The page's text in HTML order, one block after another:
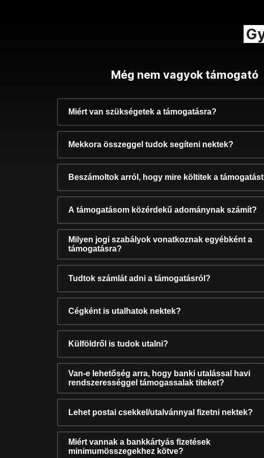
Még nem vagyok támogató
Miért van szükségetek a támogatásra?
Mekkora összeggel tudok segíteni nektek?
Beszámoltok arról, hogy mire költitek a
A támogatásom közérdekű adománynak számít?
Milyen jogi szabályok vonatkoznak egyébként a
támogatásra?
Tudtok számlát adni a támogatásról?
Cégként is utalhatok nektek?
Külföldről is tudok utalni?
Van-e lehetőség arra, hogy banki utalással havi
rendszerességgel támogassalak titeket?
Lehet postai csekkel/utalvánnyal fizetni nektek?
Miért vannak a bankkártyás fizetések
minimumösszegekhez kötve?